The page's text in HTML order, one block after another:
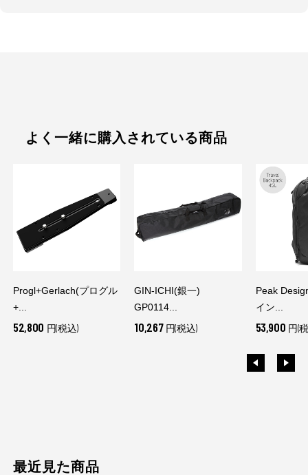
よく一緒に購入されている商品
Progl+Gerlach(プログル
+...
52,800 円(税込)
GIN-ICHI(銀一)
GP0114...
10,267 円(税込)
Peak
イン...
53,900 円(
最近見た商品